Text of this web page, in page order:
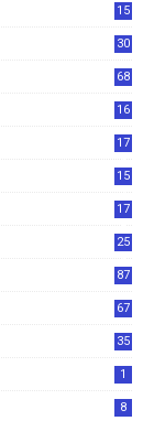
15
30
68
16
17
15
17
25
87
67
35
1
8